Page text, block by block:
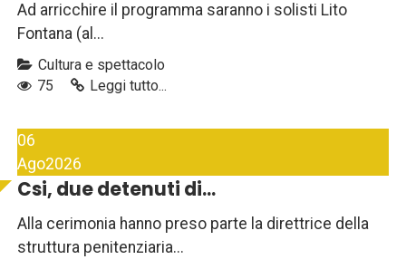
Ad arricchire il programma saranno i solisti Lito
Fontana (al...
Cultura e spettacolo
75
Leggi tutto...
06
Ago2026
Csi, due detenuti di...
Alla cerimonia hanno preso parte la direttrice della
struttura penitenziaria...